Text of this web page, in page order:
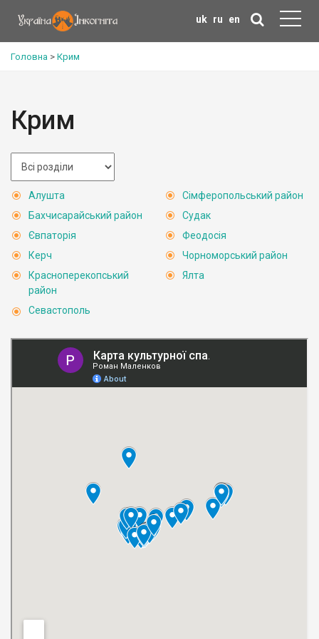
uk ru en
Головна > Крим
Крим
Алушта
Бахчисарайський район
Євпаторія
Керч
Красноперекопський
район
Севастополь
Сімферопольський район
Судак
Феодосія
Чорноморський район
Ялта